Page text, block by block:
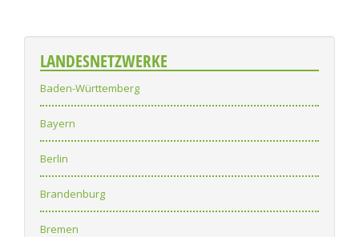
LANDESNETZWERKE
Baden-Württemberg
Bayern
Berlin
Brandenburg
Bremen